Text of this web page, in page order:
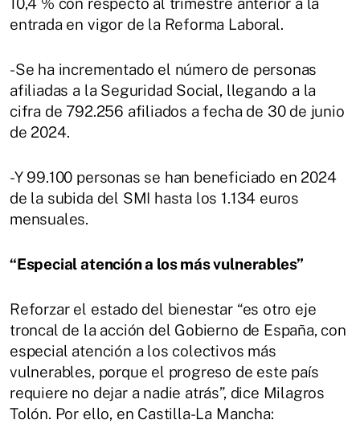
entrada en vigor de la Reforma Laboral.
-Se ha incrementado el número de personas
afiliadas a la Seguridad Social, llegando a la
cifra de 792.256 afiliados a fecha de 30 de junio
de 2024.
-Y 99.100 personas se han beneficiado en 2024
de la subida del SMI hasta los 1.134 euros
mensuales.
“Especial atención a los más vulnerables”
Reforzar el estado del bienestar “es otro eje
troncal de la acción del Gobierno de España, con
especial atención a los colectivos más
vulnerables, porque el progreso de este país
requiere no dejar a nadie atrás”, dice Milagros
Tolón. Por ello, en Castilla-La Mancha: